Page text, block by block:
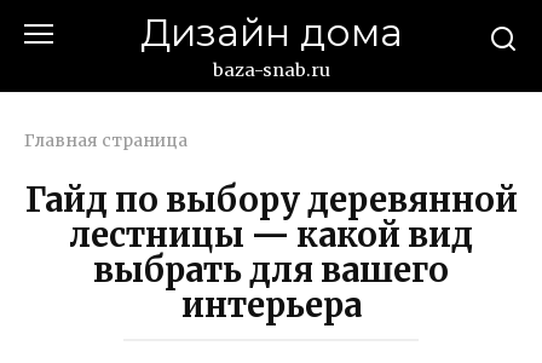
Дизайн дома
baza-snab.ru
Главная страница
Гайд по выбору деревянной
лестницы — какой вид
выбрать для вашего
интерьера